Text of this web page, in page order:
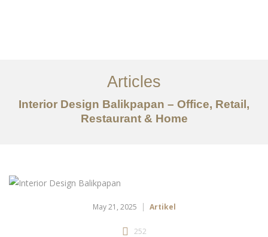
Tentang
Layanan
Articles
Articles
Interior Design Balikpapan – Office, Retail,
Restaurant & Home
May 21, 2025 Artikel
252